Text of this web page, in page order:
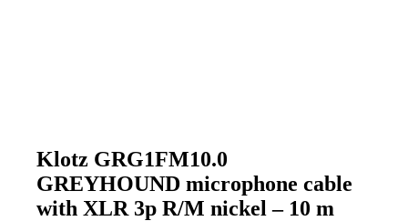
Klotz GRG1FM10.0
GREYHOUND microphone cable
with XLR 3p R/M nickel – 10 m